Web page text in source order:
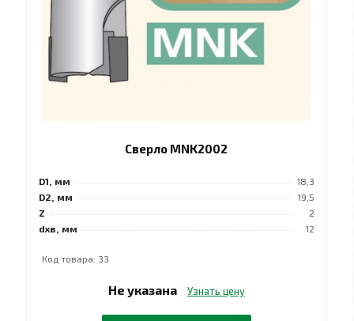
Сверло MNK2002
D1, мм
18,3
D2, мм
19,5
Z
2
dхв, мм
12
Код товара: 33
Не указана Узнать цену